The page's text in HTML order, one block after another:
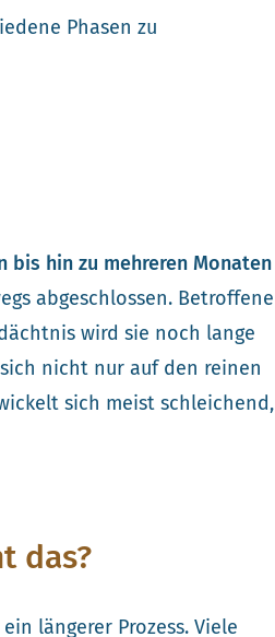
Phasen zu
bis hin zu mehreren Monaten
abgeschlossen. Betroffene
wird sie noch lange
nicht nur auf den reinen
sich meist schleichend,
das?
längerer Prozess. Viele